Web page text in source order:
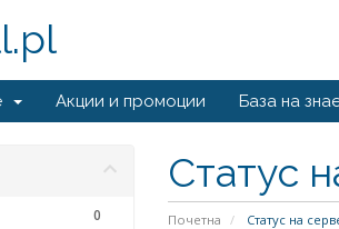
Акции и промоции База на
Статус
Почетна Статус на
0